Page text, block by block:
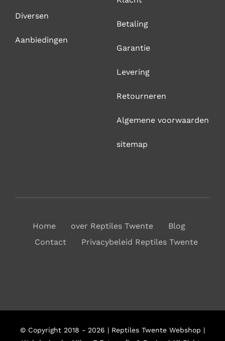
Diversen
Aanbiedingen
Betaling
Garantie
Levering
Retourneren
Algemene voorwaarden
sitemap
Home over Reptiles Twente
Blog
Contact
Privacybeleid Reptiles Twente
© Copyright 2018 - 2026 | Reptiles Twente Webshop |